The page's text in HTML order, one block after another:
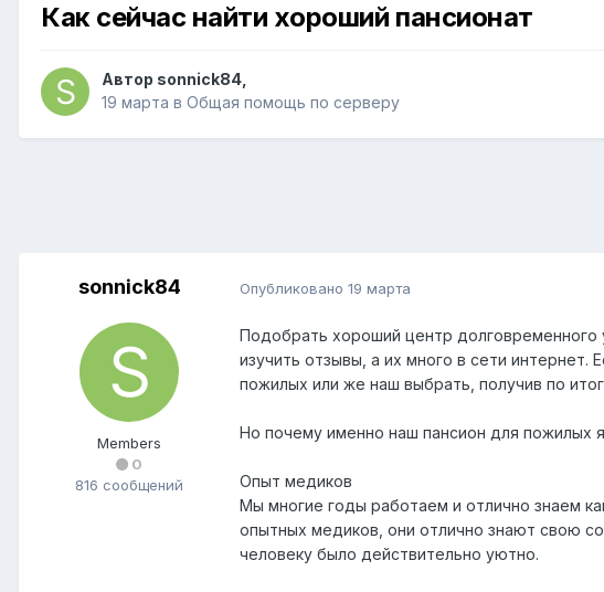
Как сейчас найти хороший пансионат
Автор sonnick84
19 марта в Общая помощь по серверу
sonnick84
Members
0
816 сообщений
Опубликовано 19 марта
Подобрать хороший центр
изучить отзывы, а их много в сети
пожилых или же наш выбрать, получив по
Но почему именно наш пансион для пожилых
Опыт медиков
Мы многие годы работаем и отлично знаем
опытных медиков, они отлично знают свою
человеку было действительно уютно.